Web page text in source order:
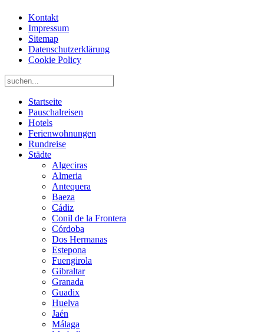
Kontakt
Impressum
Sitemap
Datenschutzerklärung
Cookie Policy
Startseite
Pauschalreisen
Hotels
Ferienwohnungen
Rundreise
Städte
Algeciras
Almeria
Antequera
Baeza
Cádiz
Conil de la Frontera
Córdoba
Dos Hermanas
Estepona
Fuengirola
Gibraltar
Granada
Guadix
Huelva
Jaén
Málaga